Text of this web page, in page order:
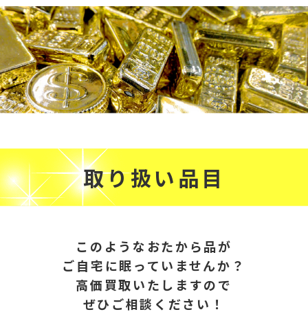
取り扱い品目
このようなおたから品が
ご自宅に眠っていませんか？
高価買取いたしますので
ぜひご相談ください！